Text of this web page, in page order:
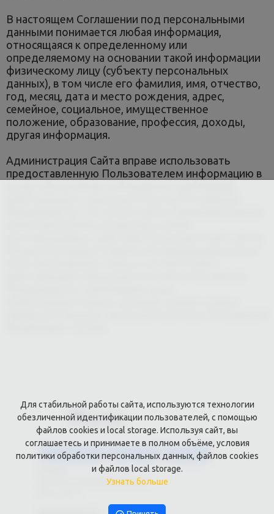
В настоящем Соглашении под персональными
данными понимается любая информация,
относящаяся к определенному или
определяемому на основании такой информации
физическому лицу (субъекту персональных
данных), в том числе его фамилия, имя, отчество,
год, месяц, дата и место рождения, адрес,
семейное, социальное, имущественное
положение, образование, профессия, доходы,
другая информация.
Администрация Сайта вправе использовать
предоставленную Пользователем информацию в
Каталог услуг Сувениры Магазин
Примеры выполненных работ
Для стабильной работы сайта, используются технологии
обезличенной идентификации пользователей, с помощью
файлов cookies и local storage. Используя сайт, вы
соглашаетесь и принимаете в полном объёме, условия
политики обработки персональных данных, файлов cookies
и файлов local storage.
Узнать больше